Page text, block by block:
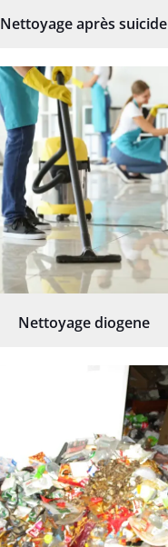
Nettoyage après suicide
Nettoyage diogene